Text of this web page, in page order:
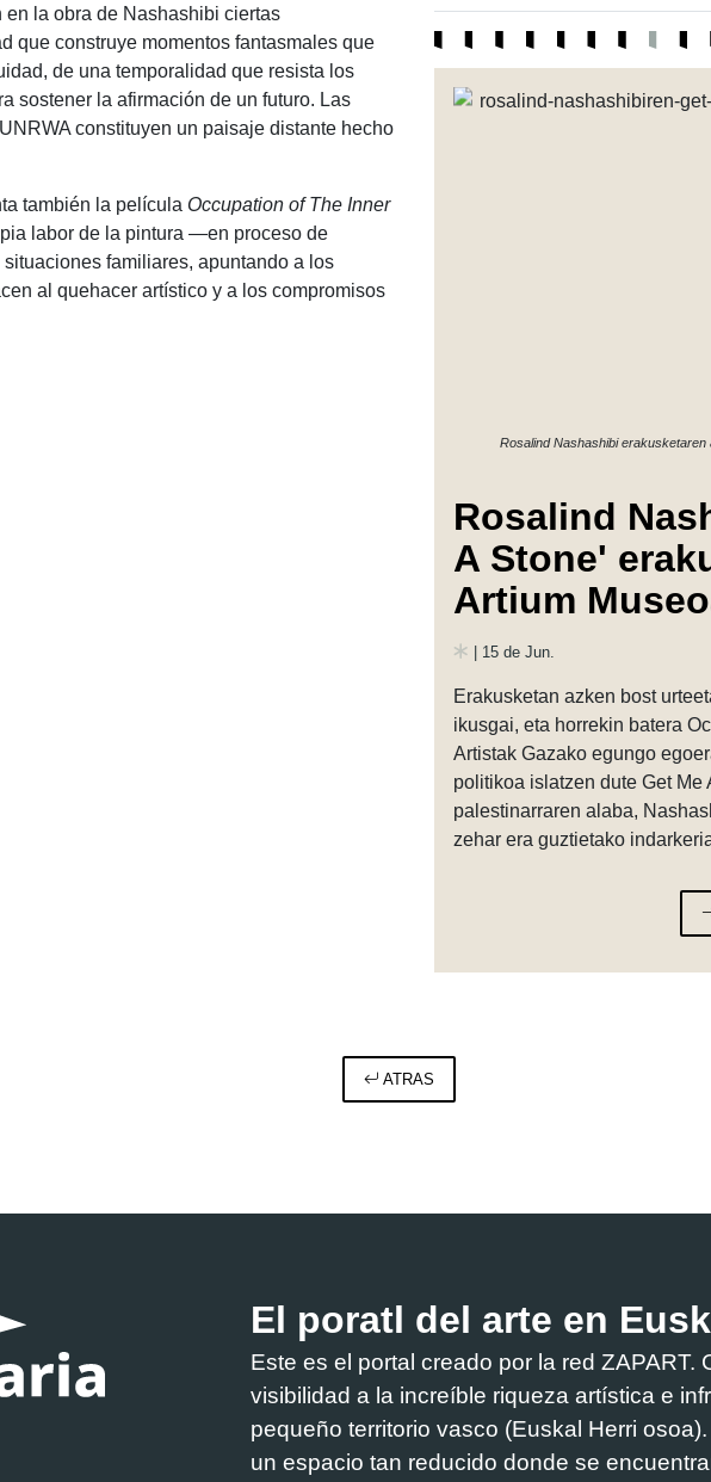
en la obra de Nashashibi ciertas
que construye momentos fantasmales que
de una temporalidad que resista los
sostener la afirmación de un futuro. Las
constituyen un paisaje distante hecho
también la película Occupation of The Inner
labor de la pintura —en proceso de
familiares, apuntando a los
al quehacer artístico y a los compromisos
Rosalind Nashashibi
Rosalind
A Stone'
Artium
| 15 de Jun.
Erakusketan azken bost
ikusgai, eta horrekin batera
Artistak Gazako egungo
politikoa islatzen dute Get Me
palestinarraren alaba,
zehar era guztietako
ATRAS
El poratl del arte en
Este es el portal creado por la red ZAPART.
visibilidad a la increíble riqueza artística e
pequeño territorio vasco (Euskal Herri
un espacio tan reducido donde se